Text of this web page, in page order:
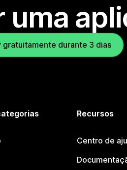
durante 3 dias
Recursos
Centro de